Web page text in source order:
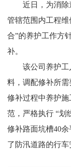
近日，为消
管辖范围内工程
合”的养护工作方
补。
该公司养护
料，调配修补所
修补过程中养护
范，严格执行 “划
修补路面坑槽40
了防汛道路的行车